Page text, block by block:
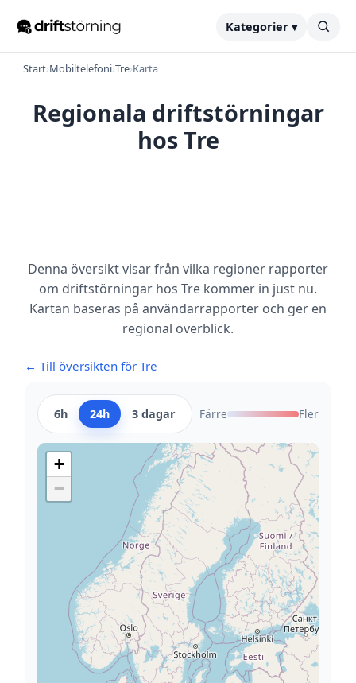
Kategorier ▾
Start›Mobiltelefoni›Tre›Karta
Regionala driftstörningar
hos Tre
Denna översikt visar från vilka regioner rapporter
om driftstörningar hos Tre kommer in just nu.
Kartan baseras på användarrapporter och ger en
regional överblick.
← Till översikten för Tre
6h 24h 3 dagar Färre Fler
+
−